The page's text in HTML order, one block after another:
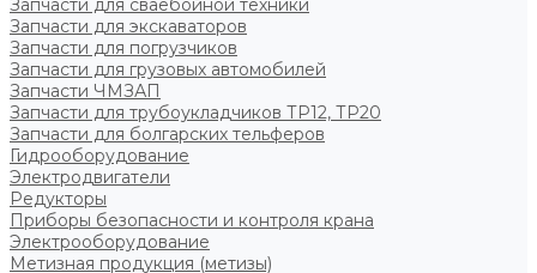
Запчасти для сваебойной техники
Запчасти для экскаваторов
Запчасти для погрузчиков
Запчасти для грузовых автомобилей
Запчасти ЧМЗАП
Запчасти для трубоукладчиков ТР12, ТР20
Запчасти для болгарских тельферов
Гидрооборудование
Электродвигатели
Редукторы
Приборы безопасности и контроля крана
Электрооборудование
Метизная продукция (метизы)